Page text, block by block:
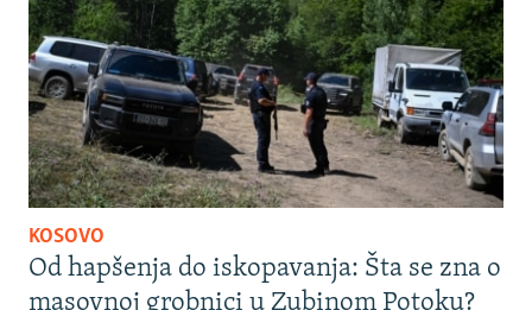
KOSOVO
Od hapšenja do iskopavanja: Šta se zna o
masovnoj grobnici u Zubinom Potoku?